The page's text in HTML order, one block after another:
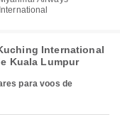
International
International
Kuala Lumpur
para voos de